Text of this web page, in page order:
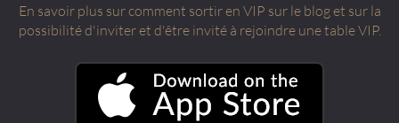
En savoir plus sur comment sortir en VIP sur le blog et sur la
possibilité d'inviter et d'être invité à rejoindre une table VIP.